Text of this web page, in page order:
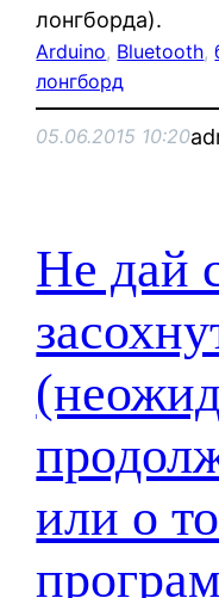
лонгборда).
Arduino, Bluetooth,
лонгборд
05.06.2015 10:20
Не дай
или о